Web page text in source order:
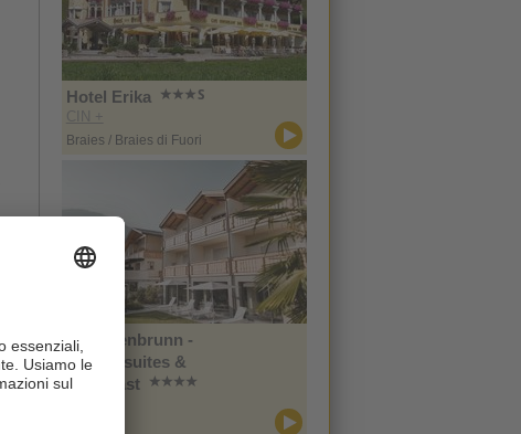
Hotel Erika
CIN +
Braies / Braies di Fuori
Im Tiefenbrunn -
Gardensuites &
Breakfast